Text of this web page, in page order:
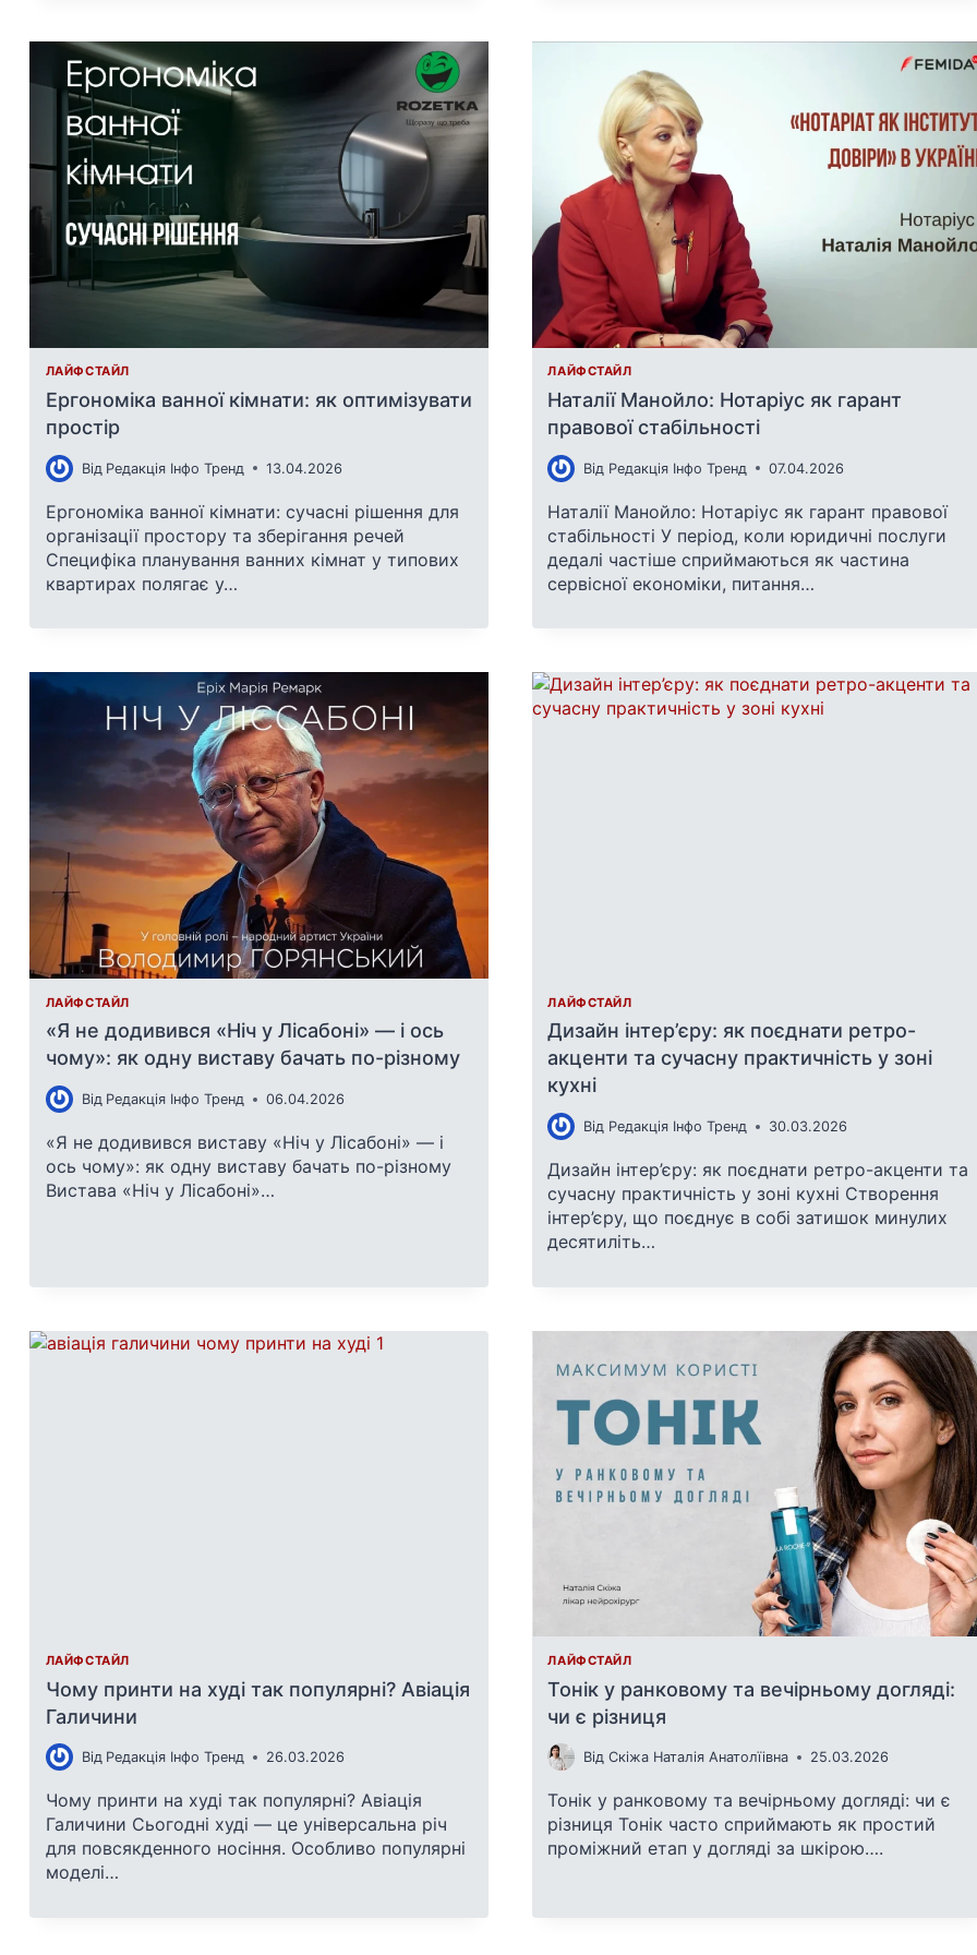
ЛАЙФСТАЙЛ
Ергономіка ванної кімнати: як оптимізувати
простір
Від Редакція Інфо Тренд 13.04.2026
Ергономіка ванної кімнати: сучасні рішення для
організації простору та зберігання речей
Специфіка планування ванних кімнат у типових
квартирах полягає у…
ЛАЙФСТАЙЛ
Наталії Манойло: Нотаріус як гарант
правової стабільності
Від Редакція Інфо Тренд 07.04.2026
Наталії Манойло: Нотаріус як гарант правової
стабільності У період, коли юридичні послуги
дедалі частіше сприймаються як частина
сервісної економіки, питання…
ЛАЙФСТАЙЛ
«Я не додивився «Ніч у Лісабоні» — і ось
чому»: як одну виставу бачать по-різному
Від Редакція Інфо Тренд 06.04.2026
«Я не додивився виставу «Ніч у Лісабоні» — і
ось чому»: як одну виставу бачать по-різному
Вистава «Ніч у Лісабоні»…
ЛАЙФСТАЙЛ
Дизайн інтер’єру: як поєднати ретро-
акценти та сучасну практичність у зоні
кухні
Від Редакція Інфо Тренд 30.03.2026
Дизайн інтер’єру: як поєднати ретро-акценти та
сучасну практичність у зоні кухні Створення
інтер’єру, що поєднує в собі затишок минулих
десятиліть…
ЛАЙФСТАЙЛ
Чому принти на худі так популярні? Авіація
Галичини
Від Редакція Інфо Тренд 26.03.2026
Чому принти на худі так популярні? Авіація
Галичини Сьогодні худі — це універсальна річ
для повсякденного носіння. Особливо популярні
моделі…
ЛАЙФСТАЙЛ
Тонік у ранковому та вечірньому догляді:
чи є різниця
Від Скіжа Наталія Анатолїівна 25.03.2026
Тонік у ранковому та вечірньому догляді: чи є
різниця Тонік часто сприймають як простий
проміжний етап у догляді за шкірою….